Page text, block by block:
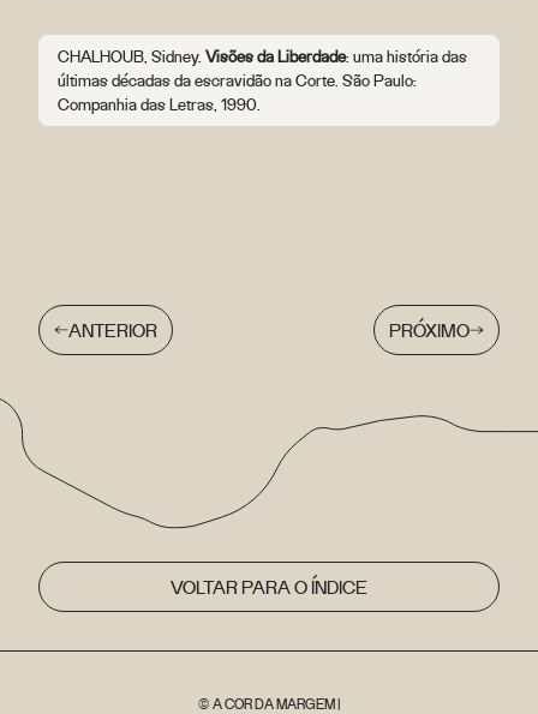
CHALHOUB, Sidney. Visões da Liberdade: uma história das
últimas décadas da escravidão na Corte. São Paulo:
Companhia das Letras, 1990.
ANTERIOR PRÓXIMO
VOLTAR PARA O ÍNDICE
© A COR DA MARGEM |